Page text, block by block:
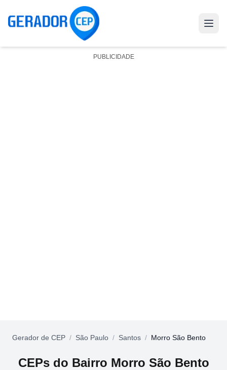
PUBLICIDADE
Gerador de CEP / São Paulo / Santos / Morro São Bento
CEPs do Bairro Morro São Bento